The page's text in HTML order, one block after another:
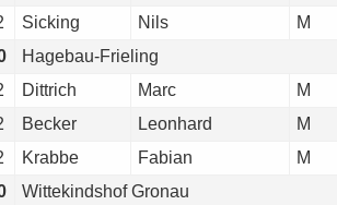
Sicking Nils M
Hagebau-Frieling
Dittrich Marc M
Becker Leonhard M
Krabbe Fabian M
Wittekindshof Gronau